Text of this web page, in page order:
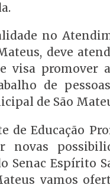
no
deve
visa promover
de
de São
de Educação
novas
Senac Espírito
vamos